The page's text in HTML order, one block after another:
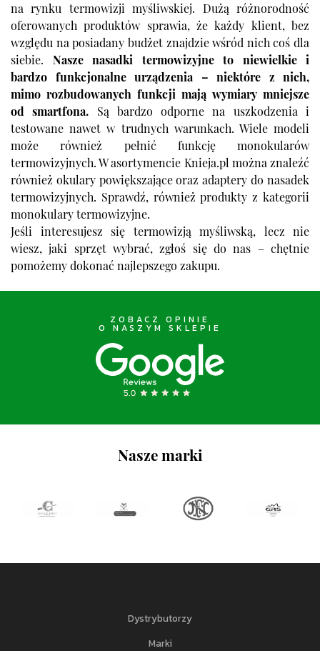
na rynku termowizji myśliwskiej. Dużą różnorodność
oferowanych produktów sprawia, że każdy klient, bez
względu na posiadany budżet znajdzie wśród nich coś dla
siebie. Nasze nasadki termowizyjne to niewielkie i
bardzo funkcjonalne urządzenia – niektóre z nich,
mimo rozbudowanych funkcji mają wymiary mniejsze
od smartfona. Są bardzo odporne na uszkodzenia i
testowane nawet w trudnych warunkach. Wiele modeli
może również pełnić funkcję monokularów
termowizyjnych. W asortymencie Knieja.pl można znaleźć
również okulary powiększające oraz adaptery do nasadek
termowizyjnych. Sprawdź, również produkty z kategorii
monokulary termowizyjne.
Jeśli interesujesz się termowizją myśliwską, lecz nie
wiesz, jaki sprzęt wybrać, zgłoś się do nas – chętnie
pomożemy dokonać najlepszego zakupu.
ZOBACZ OPINIE
O NASZYM SKLEPIE
Nasze marki
Dystrybutorzy
Marki